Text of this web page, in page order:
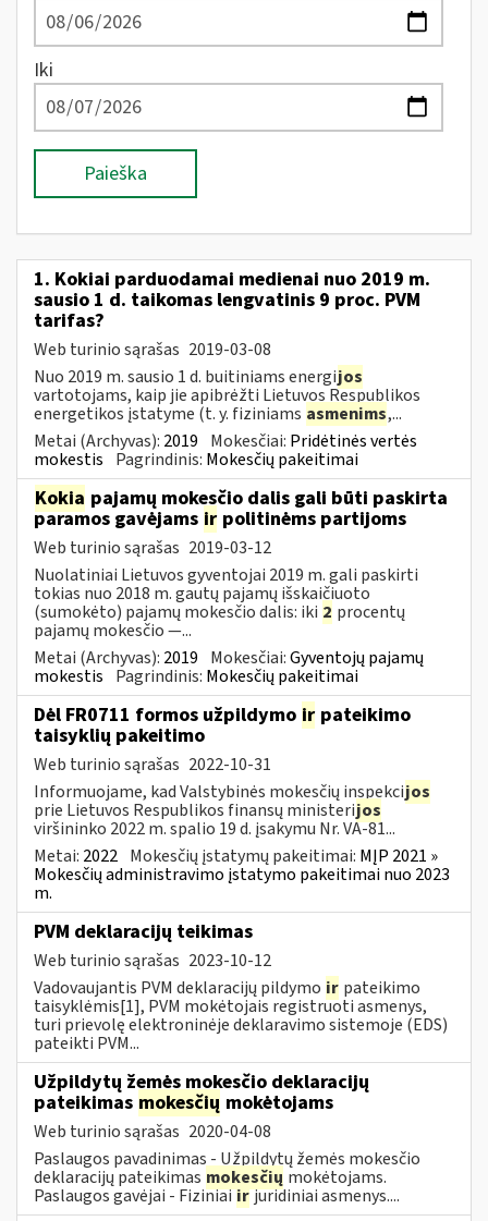
Iki
Paieška
1. Kokiai parduodamai medienai nuo 2019 m.
sausio 1 d. taikomas lengvatinis 9 proc. PVM
tarifas?
Web turinio sąrašas 2019-03-08
Nuo 2019 m. sausio 1 d. buitiniams energijos
vartotojams, kaip jie apibrėžti Lietuvos Respublikos
energetikos įstatyme (t. y. fiziniams asmenims,...
Metai (Archyvas): 2019 Mokesčiai: Pridėtinės vertės
mokestis Pagrindinis: Mokesčių pakeitimai
Kokia pajamų mokesčio dalis gali būti paskirta
paramos gavėjams ir politinėms partijoms
Web turinio sąrašas 2019-03-12
Nuolatiniai Lietuvos gyventojai 2019 m. gali paskirti
tokias nuo 2018 m. gautų pajamų išskaičiuoto
(sumokėto) pajamų mokesčio dalis: iki 2 procentų
pajamų mokesčio —...
Metai (Archyvas): 2019 Mokesčiai:Gyventojų pajamų
mokestis Pagrindinis: Mokesčių pakeitimai
Dėl FR0711 formos užpildymo ir pateikimo
taisyklių pakeitimo
Web turinio sąrašas 2022-10-31
Informuojame, kad Valstybinės mokesčių inspekcijos
prie Lietuvos Respublikos finansų ministerijos
viršininko 2022 m. spalio 19 d. įsakymu Nr. VA-81...
Metai: 2022 Mokesčių įstatymų pakeitimai: MĮP 2021 »
Mokesčių administravimo įstatymo pakeitimai nuo 2023
m.
PVM deklaracijų teikimas
Web turinio sąrašas 2023-10-12
Vadovaujantis PVM deklaracijų pildymo ir pateikimo
taisyklėmis[1], PVM mokėtojais registruoti asmenys,
turi prievolę elektroninėje deklaravimo sistemoje (EDS)
pateikti PVM...
Užpildytų žemės mokesčio deklaracijų
pateikimas mokesčių mokėtojams
Web turinio sąrašas 2020-04-08
Paslaugos pavadinimas - Užpildytų žemės mokesčio
deklaracijų pateikimas mokesčių mokėtojams.
Paslaugos gavėjai - Fiziniaiirjuridiniai asmenys....